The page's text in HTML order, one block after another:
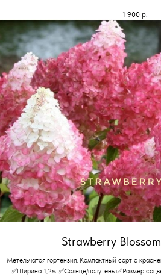
1 900 р.
Strawberry
Метельчатая гортензия. Компактный сорт с
✅Ширина 1,2м ✅Солнце/полутень ✅Размер